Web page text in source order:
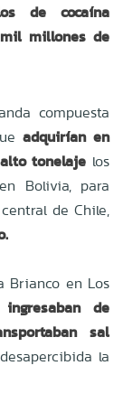
de cocaína
millones de
compuesta
adquirían en
tonelaje los
Bolivia, para
de Chile,
Brianco en Los
de
sal
la